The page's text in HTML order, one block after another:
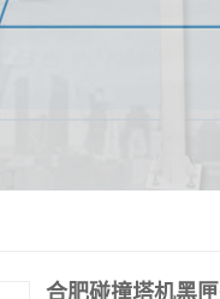
合肥碰撞塔机黑